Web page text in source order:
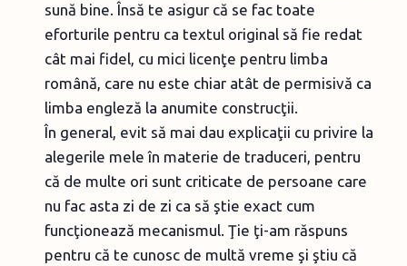
sună bine. Însă te asigur că se fac toate
eforturile pentru ca textul original să fie redat
cât mai fidel, cu mici licenţe pentru limba
română, care nu este chiar atât de permisivă ca
limba engleză la anumite construcţii.
În general, evit să mai dau explicaţii cu privire la
alegerile mele în materie de traduceri, pentru
că de multe ori sunt criticate de persoane care
nu fac asta zi de zi ca să ştie exact cum
funcţionează mecanismul. Ţie ţi-am răspuns
pentru că te cunosc de multă vreme şi ştiu că